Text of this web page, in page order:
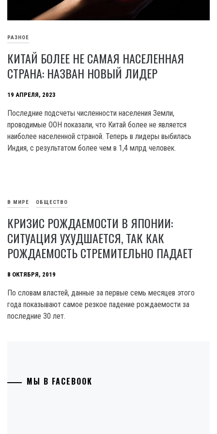
РАЗНОЕ
КИТАЙ БОЛЕЕ НЕ САМАЯ НАСЕЛЕННАЯ
СТРАНА: НАЗВАН НОВЫЙ ЛИДЕР
19 АПРЕЛЯ, 2023
Последние подсчеты численности населения Земли,
проводимые OOH показали, что Китай более не является
наиболее населенной страной. Теперь в лидеры выбилась
Индия, с результатом более чем в 1,4 млрд человек.
В МИРЕ ОБЩЕСТВО
КРИЗИС РОЖДАЕМОСТИ В ЯПОНИИ:
СИТУАЦИЯ УХУДШАЕТСЯ, ТАК КАК
РОЖДАЕМОСТЬ СТРЕМИТЕЛЬНО ПАДАЕТ
8 ОКТЯБРЯ, 2019
По словам властей, данные за первые семь месяцев этого
года показывают самое резкое падение рождаемости за
последние 30 лет.
МЫ В FACEBOOK